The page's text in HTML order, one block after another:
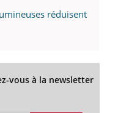
réduisent
vous à la newsletter